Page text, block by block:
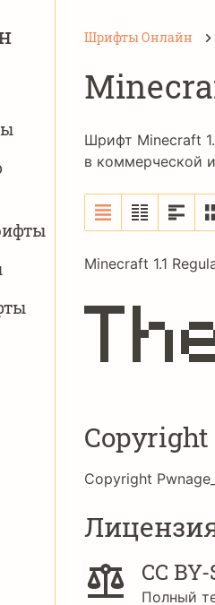
Шрифты Онлайн
Шрифт Minecraft
в коммерческой
Minecraft 1.1
Copyright
Copyright
CC
Полный